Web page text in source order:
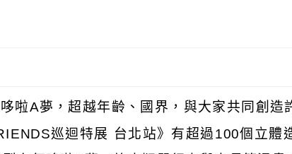
哆啦A夢，超越年齡、國界，與大家共同創造
巡迴特展 台北站》有超過100個立體